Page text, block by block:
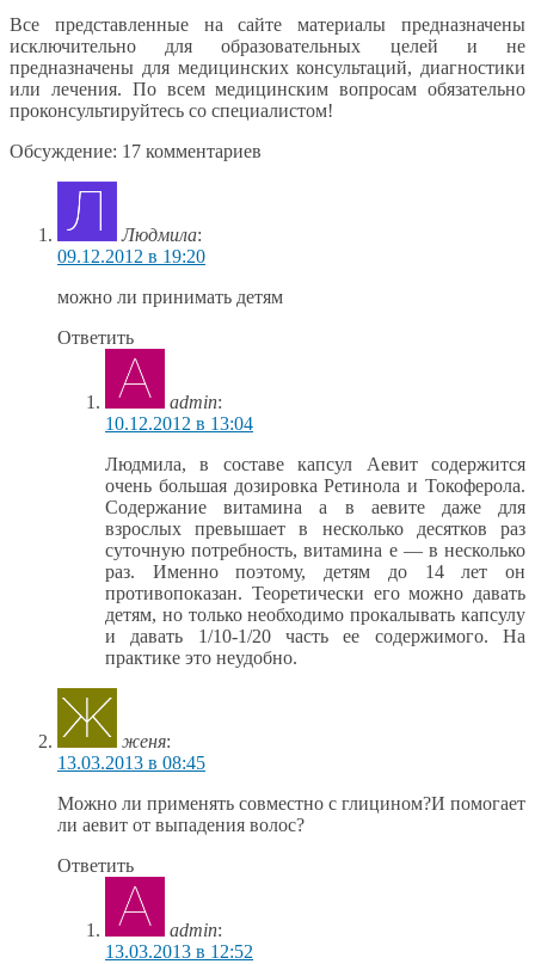
Все представленные на сайте материалы предназначены
исключительно для образовательных целей и не
предназначены для медицинских консультаций, диагностики
или лечения. По всем медицинским вопросам обязательно
проконсультируйтесь со специалистом!
Обсуждение: 17 комментариев
Людмила:
09.12.2012 в 19:20
можно ли принимать детям
Ответить
admin:
10.12.2012 в 13:04
Людмила, в составе капсул Аевит содержится
очень большая дозировка Ретинола и Токоферола.
Содержание витамина а в аевите даже для
взрослых превышает в несколько десятков раз
суточную потребность, витамина е — в несколько
раз. Именно поэтому, детям до 14 лет он
противопоказан. Теоретически его можно давать
детям, но только необходимо прокалывать капсулу
и давать 1/10-1/20 часть ее содержимого. На
практике это неудобно.
женя:
13.03.2013 в 08:45
Можно ли применять совместно с глицином?И помогает
ли аевит от выпадения волос?
Ответить
admin:
13.03.2013 в 12:52